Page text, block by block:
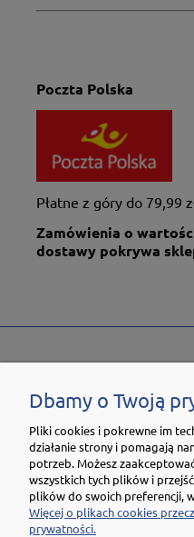
Poczta Polska
Płatne z góry do 79,99
Zamówienia o
dostawy pokrywa
OBSŁUGA KLIENTA
TWOJE KONTO
NEWSLETTER
Dbamy o Twoją
Pliki cookies i pokrewne im
działanie strony i pomagają
potrzeb. Możesz
wszystkich tych plików i
plików do swoich preferencji,
Więcej o plikach cookies
prywatności.